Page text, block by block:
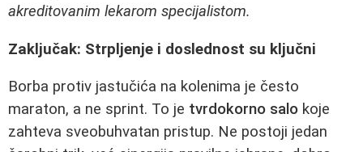
akreditovanim lekarom specijalistom.
Zaključak: Strpljenje i doslednost su ključni
Borba protiv jastučića na kolenima je često
maraton, a ne sprint. To je tvrdokorno salo koje
zahteva sveobuhvatan pristup. Ne postoji jedan